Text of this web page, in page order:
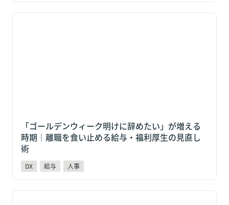
「ゴールデンウィーク明けに辞めたい」が増える時期
「ゴールデンウィーク明けに辞めたい」が増える
時期｜離職を食い止める給与・福利厚生の見直し
術
DX 給与 人事
2020年開始のスポットワーク内製化「ローソンマッチ